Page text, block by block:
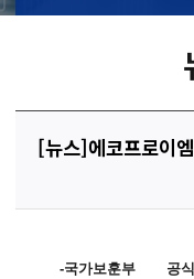
[뉴스]에코프로이
-국가보훈부 공